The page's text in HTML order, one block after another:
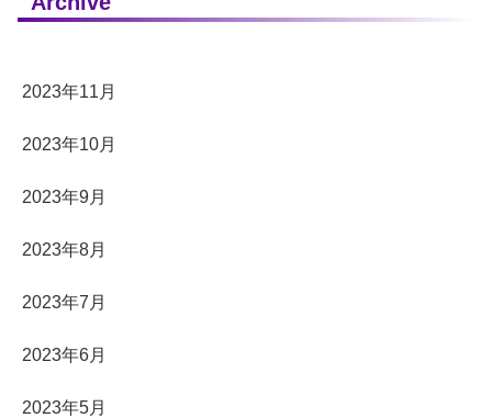
2023年11月
2023年10月
2023年9月
2023年8月
2023年7月
2023年6月
2023年5月